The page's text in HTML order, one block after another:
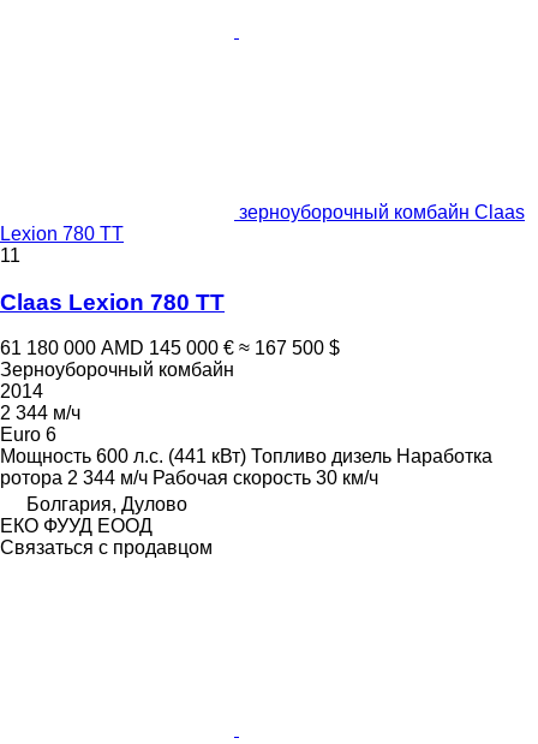
зерноуборочный комбайн Claas
Lexion 780 TT
11
Claas Lexion 780 TT
61 180 000 AMD 145 000 € ≈ 167 500 $
Зерноуборочный комбайн
2014
2 344 м/ч
Euro 6
Мощность 600 л.с. (441 кВт) Топливо дизель Наработка
ротора 2 344 м/ч Рабочая скорость 30 км/ч
Болгария, Дулово
ЕКО ФУУД ЕООД
Связаться с продавцом